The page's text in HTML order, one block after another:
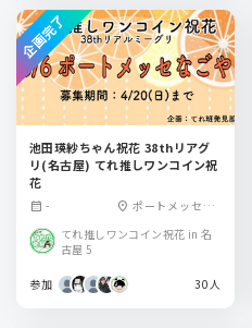
池田瑛紗ちゃん祝花 38thリアグ
リ(名古屋) てれ推しワンコイン祝
花
calendar_month - location_on ポートメッセな
てれ推しワンコイン祝花 in 名
古屋 5
参加 30人
企画完了